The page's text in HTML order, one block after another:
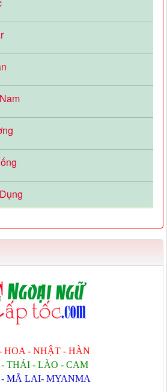
HOA - NHẬT - HÀN
THÁI - LÀO - CAM
MÃ LAI- MYANMA